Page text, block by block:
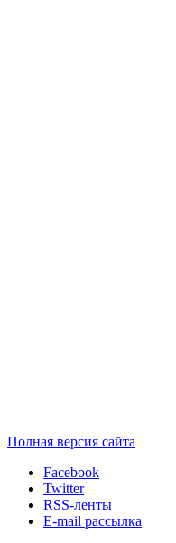
Полная версия сайта
Facebook
Twitter
RSS-ленты
E-mail рассылка